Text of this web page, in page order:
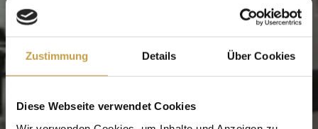
Zustimmung Details Über Cookies
Diese Webseite verwendet Cookies